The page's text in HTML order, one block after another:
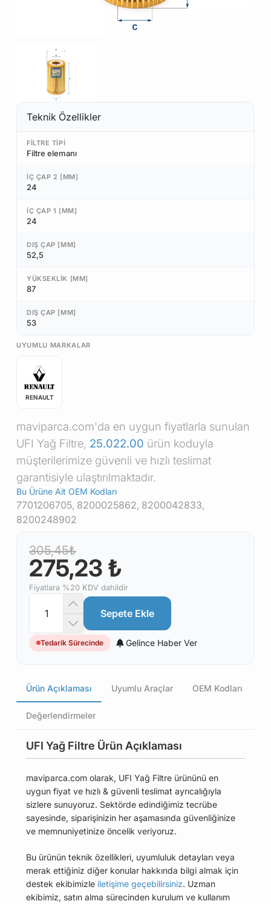
Teknik Özellikler
FILTRE TIPI
Filtre elemanı
İÇ ÇAP 2 [MM]
24
İÇ ÇAP 1 [MM]
24
DIŞ ÇAP [MM]
52,5
YÜKSEKLIK [MM]
87
DIŞ ÇAP [MM]
53
UYUMLU MARKALAR
RENAULT
maviparca.com'da en uygun fiyatlarla sunulan
UFI Yağ Filtre, 25.022.00 ürün koduyla
müşterilerimize güvenli ve hızlı teslimat
garantisiyle ulaştırılmaktadır.
Bu Ürüne Ait OEM Kodları
7701206705, 8200025862, 8200042833,
8200248902
305,45₺
275,23 ₺
Fiyatlara %20 KDV dahildir
Sepete Ekle
Tedarik Sürecinde Gelince Haber Ver
Ürün Açıklaması Uyumlu Araçlar OEM Kodları
Değerlendirmeler
UFI Yağ Filtre Ürün Açıklaması
maviparca.com olarak, UFI Yağ Filtre ürününü en
uygun fiyat ve hızlı & güvenli teslimat ayrıcalığıyla
sizlere sunuyoruz. Sektörde edindiğimiz tecrübe
sayesinde, siparişinizin her aşamasında güvenliğinize
ve memnuniyetinize öncelik veriyoruz.
Bu ürünün teknik özellikleri, uyumluluk detayları veya
merak ettiğiniz diğer konular hakkında bilgi almak için
destek ekibimizle iletişime geçebilirsiniz. Uzman
ekibimiz, satın alma sürecinden kurulum ve kullanım